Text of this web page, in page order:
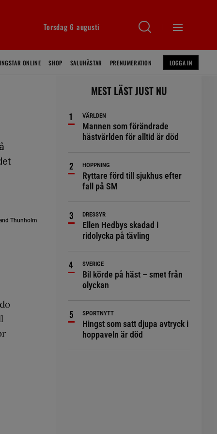
Torsdag 6 augusti
ONLINE SHOP SALUHÄSTAR PRENUMERATION LOGGA IN
Thunholm
MEST LÄST JUST NU
VÄRLDEN
Mannen som förändrade
hästvärlden för alltid är död
HOPPNING
Ryttare förd till sjukhus efter
fall på SM
DRESSYR
Ellen Hedbys skadad i
ridolycka på tävling
SVERIGE
Bil körde på häst – smet från
olyckan
SPORTNYTT
Hingst som satt djupa avtryck i
hoppaveln är död